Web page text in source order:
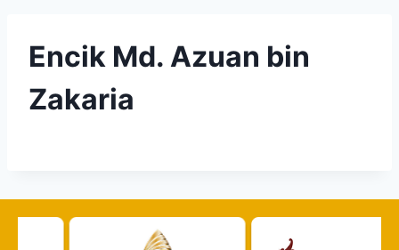
Encik Md. Azuan bin
Zakaria